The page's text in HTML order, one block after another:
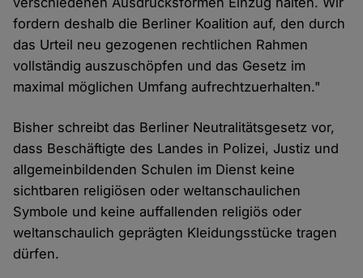
fordern deshalb die Berliner Koalition auf, den durch
das Urteil neu gezogenen rechtlichen Rahmen
vollständig auszuschöpfen und das Gesetz im
maximal möglichen Umfang aufrechtzuerhalten."
Bisher schreibt das Berliner Neutralitätsgesetz vor,
dass Beschäftigte des Landes in Polizei, Justiz und
allgemeinbildenden Schulen im Dienst keine
sichtbaren religiösen oder weltanschaulichen
Symbole und keine auffallenden religiös oder
weltanschaulich geprägten Kleidungsstücke tragen
dürfen.